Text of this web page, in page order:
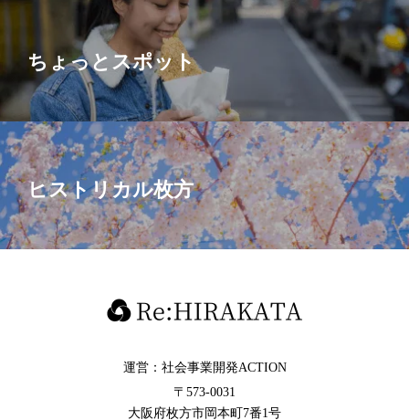
ちょっとスポット
ヒストリカル枚方
運営：社会事業開発ACTION
〒573-0031
大阪府枚方市岡本町7番1号